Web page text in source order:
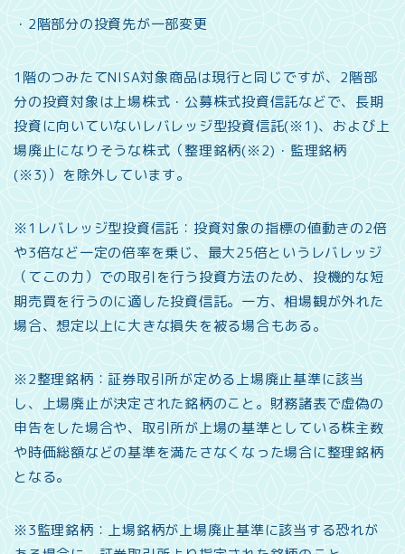
・2階部分の投資先が一部変更
1階のつみたてNISA対象商品は現行と同じですが、2階部
分の投資対象は上場株式・公募株式投資信託などで、長期
投資に向いていないレバレッジ型投資信託(※1)、および上
場廃止になりそうな株式（整理銘柄(※2)・監理銘柄
(※3)）を除外しています。
※1レバレッジ型投資信託：投資対象の指標の値動きの2倍
や3倍など一定の倍率を乗じ、最大25倍というレバレッジ
（てこの力）での取引を行う投資方法のため、投機的な短
期売買を行うのに適した投資信託。一方、相場観が外れた
場合、想定以上に大きな損失を被る場合もある。
※2整理銘柄：証券取引所が定める上場廃止基準に該当
し、上場廃止が決定された銘柄のこと。財務諸表で虚偽の
申告をした場合や、取引所が上場の基準としている株主数
や時価総額などの基準を満たさなくなった場合に整理銘柄
となる。
※3監理銘柄：上場銘柄が上場廃止基準に該当する恐れが